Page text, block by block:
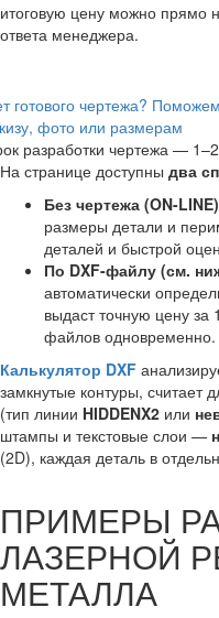
итоговую цену можно прямо
ответа менеджера.
готового чертежа?
фото или размерам
разработки чертежа —
На странице доступны два
Без чертежа (ON-LINE)
размеры детали и
деталей и быстрой
По DXF-файлу (см.
автоматически
выдаст точную цену за
файлов одновременно.
Калькулятор DXF
замкнутые контуры, считает
(тип линии HIDDENX2 или
штампы и текстовые слои —
(2D), каждая деталь в
ПРИМЕРЫ
ЛАЗЕРНОЙ
МЕТАЛЛА